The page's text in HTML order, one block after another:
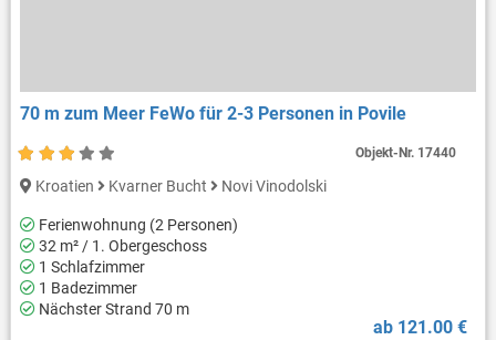
70 m zum Meer FeWo für 2-3 Personen in Povile
Kroatien Kvarner Bucht Novi Vinodolski
Ferienwohnung (2 Personen)
32 m² / 1. Obergeschoss
1 Schlafzimmer
1 Badezimmer
Nächster Strand 70 m
ab 121.00 €
Objekt-Nr. 17440